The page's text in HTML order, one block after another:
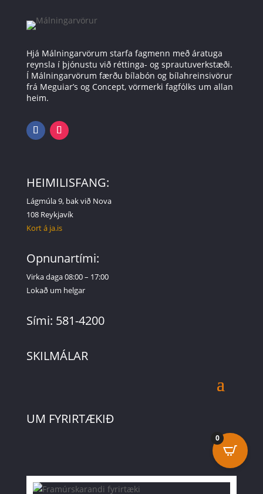
Hjá Málningarvörum starfa fagmenn með áratuga
reynsla í þjónustu við réttinga- og sprautuverkstæði.
Í Málningarvörum færðu bílabón og bílahreinsivörur
frá Meguiar’s og Concept, vörmerki fagfólks um allan
heim.
HEIMILISFANG:
Lágmúla 9, bak við Nova
108 Reykjavík
Kort á ja.is
Opnunartími:
Virka daga 08:00 – 17:00
Lokað um helgar
Sími: 581-4200
SKILMÁLAR
UM FYRIRTÆKIÐ
0